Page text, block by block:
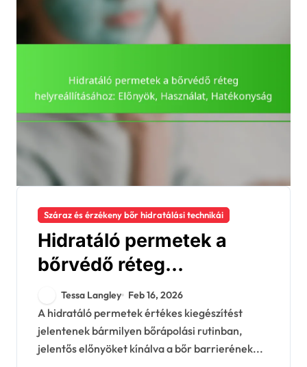
Száraz és érzékeny bőr hidratálási technikái
Hidratáló permetek a
bőrvédő réteg
helyreállításához:
Előnyök, Használat,
Hatékonyság
Tessa Langley Feb 16, 2026
A hidratáló permetek értékes kiegészítést
jelentenek bármilyen bőrápolási rutinban,
jelentős előnyöket kínálva a bőr barrierének...